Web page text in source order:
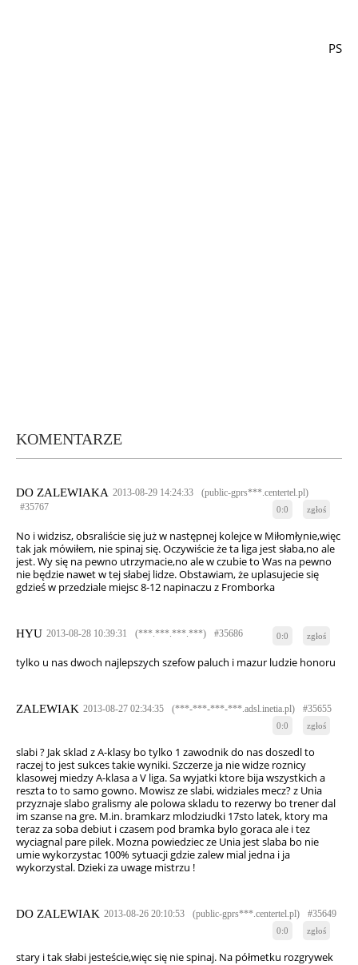
PS
KOMENTARZE
DO ZALEWIAKA 2013-08-29 14:24:33
(public-gprs***.centertel.pl)
#35767
0:0 zgłoś
No i widzisz, obsraliście się już w następnej kolejce w Miłomłynie,więc
tak jak mówiłem, nie spinaj się. Oczywiście że ta liga jest słaba,no ale
jest. Wy się na pewno utrzymacie,no ale w czubie to Was na pewno
nie będzie nawet w tej słabej lidze. Obstawiam, że uplasujecie się
gdzieś w przedziale miejsc 8-12 napinaczu z Fromborka
HYU 2013-08-28 10:39:31 (***.***.***.***) #35686 0:0 zgłoś
tylko u nas dwoch najlepszych szefow paluch i mazur ludzie honoru
ZALEWIAK 2013-08-27 02:34:35 (***-***-***-***.adsl.inetia.pl) #35655
0:0 zgłoś
slabi ? Jak sklad z A-klasy bo tylko 1 zawodnik do nas doszedl to
raczej to jest sukces takie wyniki. Szczerze ja nie widze roznicy
klasowej miedzy A-klasa a V liga. Sa wyjatki ktore bija wszystkich a
reszta to to samo gowno. Mowisz ze slabi, widziales mecz? z Unia
przyznaje slabo gralismy ale polowa skladu to rezerwy bo trener dal
im szanse na gre. M.in. bramkarz mlodziudki 17sto latek, ktory ma
teraz za soba debiut i czasem pod bramka bylo goraca ale i tez
wyciagnal pare pilek. Mozna powiedziec ze Unia jest slaba bo nie
umie wykorzystac 100% sytuacji gdzie zalew mial jedna i ja
wykorzystal. Dzieki za uwage mistrzu !
DO ZALEWIAK 2013-08-26 20:10:53 (public-gprs***.centertel.pl) #35649
0:0 zgłoś
stary i tak słabi jesteście,więc się nie spinaj. Na półmetku rozgrywek